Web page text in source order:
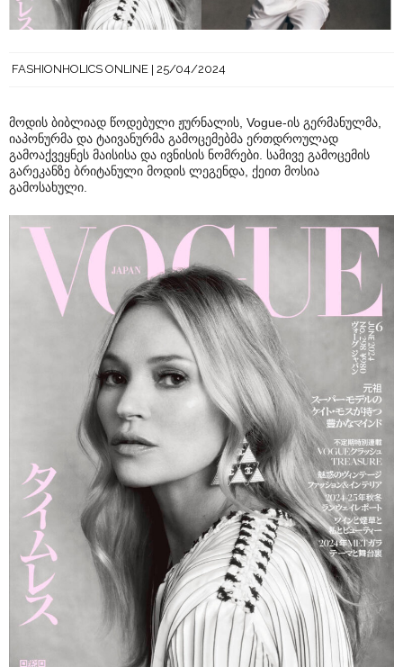
FASHIONHOLICS ONLINE 25/04/2024
მოდის ბიბლიად წოდებული ჟურნალის, Vogue-ის გერმანულმა,
იაპონურმა და ტაივანურმა გამოცემებმა ერთდროულად
გამოაქვეყნეს მაისისა და ივნისის ნომრები. სამივე გამოცემის
გარეკანზე ბრიტანული მოდის ლეგენდა, ქეით მოსია
გამოსახული.